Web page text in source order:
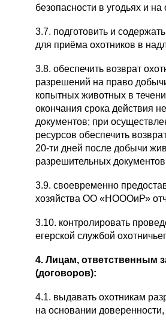
безопасности в угодьях и на
3.7. подготовить и
для приёма охотников в
3.8. обеспечить возврат
разрешений на право
копытных животных в
окончания срока действия
документов; при
ресурсов обеспечить
20-ти дней после добычи
разрешительных
3.9. своевременно
хозяйства ОО «НОООиР»
3.10. контролировать
егерской службой
4. Лицам, ответственным
(договоров):
4.1. выдавать охотникам
на основании